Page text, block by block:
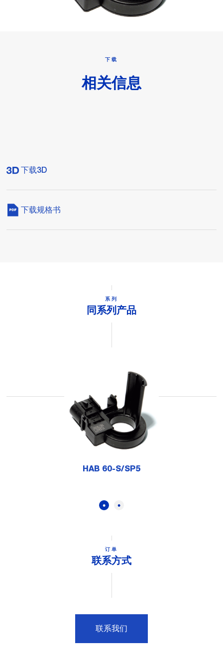
下载
相关信息
下载3D
下载规格书
系列
同系列产品
HAB 60-S/SP5
订单
联系方式
联系我们